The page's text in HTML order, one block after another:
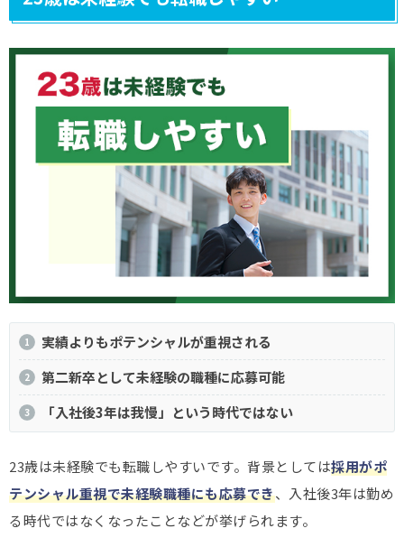
実績よりもポテンシャルが重視される
第二新卒として未経験の職種に応募可能
「入社後3年は我慢」という時代ではない
23歳は未経験でも転職しやすいです。背景としては採用がポ
テンシャル重視で未経験職種にも応募でき、入社後3年は勤め
る時代ではなくなったことなどが挙げられます。